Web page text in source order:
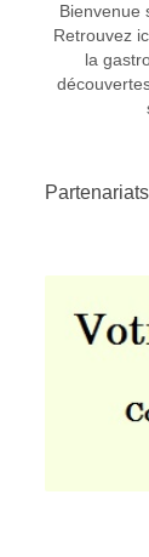
Bienvenue
Retrouvez
la
Partenariats